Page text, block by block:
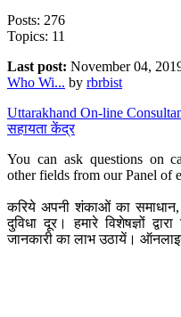
Posts: 276
Topics: 11
Last post: November 04,
Who Wi... by rbrbist
Uttarakhand On-line
सहायता केंद्र
You can ask questions on
other fields from our Panel of
करिये अपनी शंकाओं का
दुविधा दूर। हमारे विशेषज्ञों
जानकारी का लाभ उठायें।